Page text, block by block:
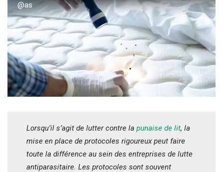
@as
Lorsqu’il s’agit de lutter contre la punaise de lit, la
mise en place de protocoles rigoureux peut faire
toute la différence au sein des entreprises de lutte
antiparasitaire. Les protocoles sont souvent